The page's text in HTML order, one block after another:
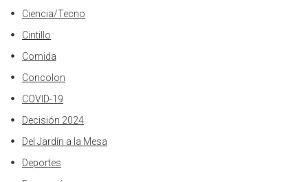
Ciencia/Tecno
Cintillo
Comida
Concolon
COVID-19
Decisión 2024
Del Jardín a la Mesa
Deportes